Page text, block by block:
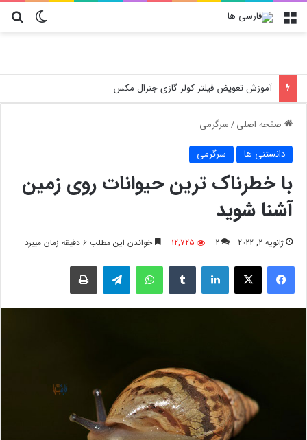
تغییر منو
آموزش تعویض فیلتر کولر گازی جنرال مکس
صفحه اصلی/سرگرمی
دانستنی ها سرگرمی
با خطرناک ترین حیوانات روی زمین
آشنا شوید
ژانویه 2, 2022 2
12,725 خواندن این مطلب 6 دقیقه زمان میبرد
فیسبوک لینکدین واتس آپ